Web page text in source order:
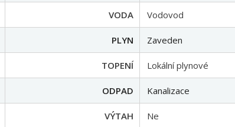
ELEKTŘINA 230V
VODA Vodovod
PLYN Zaveden
TOPENÍ Lokální plynové